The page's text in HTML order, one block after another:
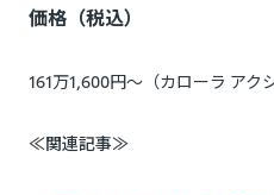
価格（税込）
161万1,600円〜（カローラ アクシ
≪関連記事≫